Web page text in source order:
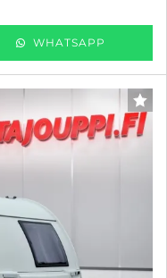
WHATSAPP